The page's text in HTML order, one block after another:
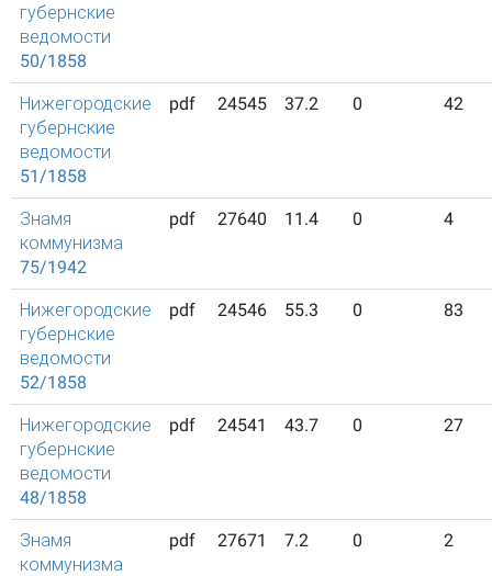
губернские
ведомости
50/1858
Нижегородские
губернские
ведомости
51/1858
pdf 24545 37.2 0 42
Знамя
коммунизма
75/1942
pdf 27640 11.4 0 4
Нижегородские
губернские
ведомости
52/1858
pdf 24546 55.3 0 83
Нижегородские
губернские
ведомости
48/1858
pdf 24541 43.7 0 27
Знамя
коммунизма
pdf 27671 7.2 0 2